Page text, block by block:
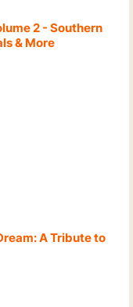
2 - Southern
& More
A Tribute to